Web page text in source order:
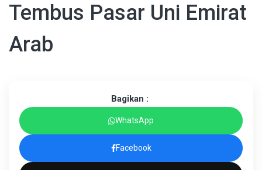
Tembus Pasar Uni Emirat
Arab
Bagikan :
WhatsApp
Facebook